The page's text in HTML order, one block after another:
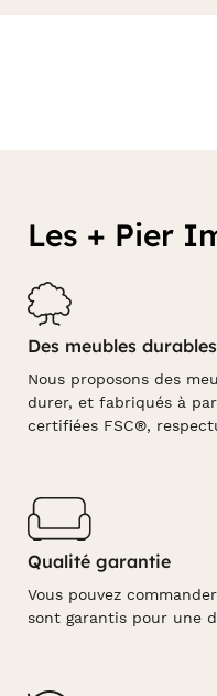
Les + Pier
Des meubles durables
Nous proposons des
durer, et fabriqués à
certifiées FSC®,
Qualité garantie
Vous pouvez
sont garantis pour une